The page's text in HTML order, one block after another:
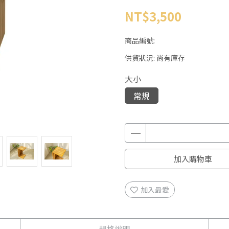
NT$3,500
商品編號:
供貨狀況: 尚有庫存
大小
常規
加入購物車
加入最愛